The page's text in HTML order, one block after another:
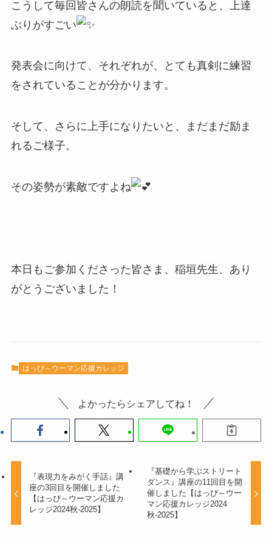
​こうして毎回皆さんの朗読を聞いていると、上達
ぶりがすごい
発表会に向けて、それぞれが、とても真剣に練習
をされていることが分かります。
​そして、さらに上手になりたいと、まだまだ励ま
れるご様子。
その姿勢が素敵ですよね
​本日もご参加くださった皆さま、稲垣先生、あり
がとうございました！
はっぴ～ウーマン応援カレッジ
よかったらシェアしてね！
『表現力をみがく手話』講
座の3回目を開催しました
【はっぴ～ウーマン応援カ
レッジ2024秋-2025】
『基礎から学ぶストリート
ダンス』講座の11回目を開
催しました【はっぴ～ウー
マン応援カレッジ2024
秋-2025】